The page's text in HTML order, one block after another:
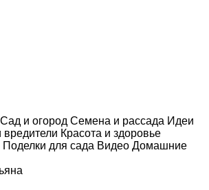
Сад и огород Семена и рассада Идеи
вредители Красота и здоровье
Поделки для сада Видео Домашние